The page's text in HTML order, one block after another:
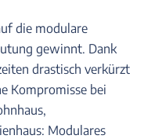
die modulare
gewinnt. Dank
drastisch verkürzt
Kompromisse bei
Modulares